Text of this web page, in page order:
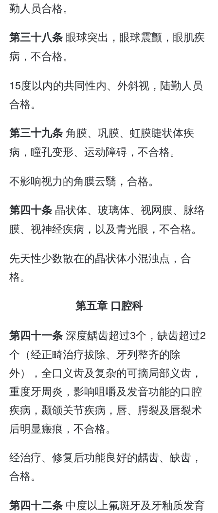
勤人员合格。
第三十八条 眼球突出，眼球震颤，眼肌疾
病，不合格。
15度以内的共同性内、外斜视，陆勤人员
合格。
第三十九条角膜、巩膜、虹膜睫状体疾
病，瞳孔变形、运动障碍，不合格。
不影响视力的角膜云翳，合格。
第四十条 晶状体、玻璃体、视网膜、脉络
膜、视神经疾病，以及青光眼，不合格。
先天性少数散在的晶状体小混浊点，合
格。
第五章 口腔科
第四十一条深度龋齿超过3个，缺齿超过2
个（经正畸治疗拔除、牙列整齐的除
外），全口义齿及复杂的可摘局部义齿，
重度牙周炎，影响咀嚼及发音功能的口腔
疾病，颞颌关节疾病，唇、腭裂及唇裂术
后明显瘢痕，不合格。
经治疗、修复后功能良好的龋齿、缺齿，
合格。
第四十二条 中度以上氟斑牙及牙釉质发育